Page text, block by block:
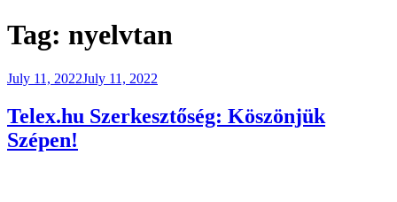
Tag: nyelvtan
Posted
July 11, 2022July 11, 2022
Telex.hu Szerkesztőség: Köszönjük
Szépen!